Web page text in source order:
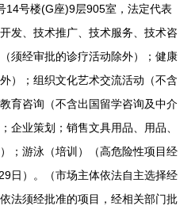
14号楼(G座)9层905室，法定代表
发、技术推广、技术服务、技术咨
须经审批的诊疗活动除外）；健康
）；组织文化艺术交流活动（不含
育咨询（不含出国留学咨询及中介
企业策划；销售文具用品、用品、
；游泳（培训）（高危险性项目经
日）。（市场主体依法自主选择经
法须经批准的项目，经相关部门批